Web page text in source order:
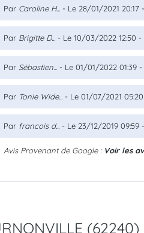
Par Caroline H... - Le 28/01/2021 20:17 -
Par Brigitte D... - Le 10/03/2022 12:50 -
Par Sébastien... - Le 01/01/2022 01:39 -
Par Tonie Wide... - Le 01/07/2021
Par francois d... - Le 23/12/2019 09:59 -
Avis Provenant de Google : Voir les
(62240)